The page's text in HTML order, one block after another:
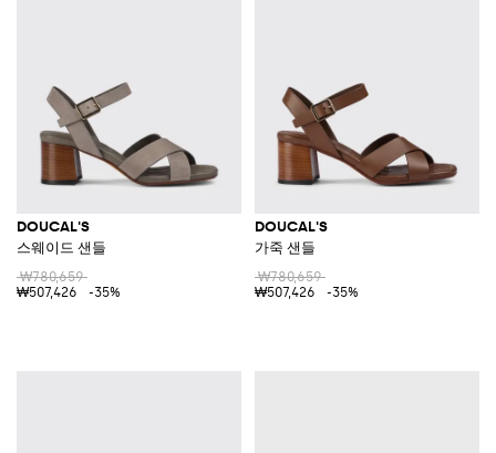
DOUCAL'S
스웨이드 샌들
₩780,659
₩507,426
-35%
DOUCAL'S
가죽 샌들
₩780,659
₩507,426
-35%